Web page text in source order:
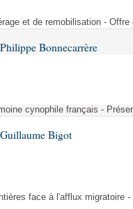
et de remobilisation -
Bonnecarrère
cynophile français -
Bigot
face à l'afflux migratoire